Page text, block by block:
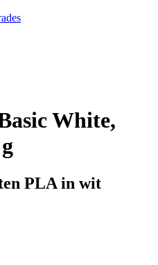
White,
PLA in wit